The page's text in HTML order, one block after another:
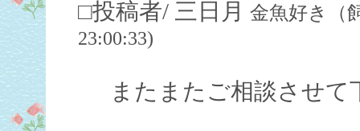
□投稿者/ 三日月 金魚好き（
23:00:33)
またまたご相談させて